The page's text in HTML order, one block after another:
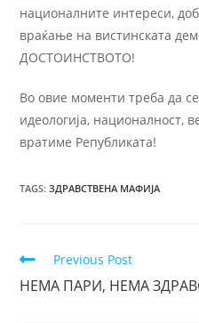
националните интереси,
враќање на вистинската
ДОСТОИНСТВОТО!
Во овие моменти треба да
идеологија, националност,
вратиме Републиката!
TAGS:ЗДРАВСТВЕНА МАФИЈА
Previous Post
НЕМА ПАРИ, НЕМА